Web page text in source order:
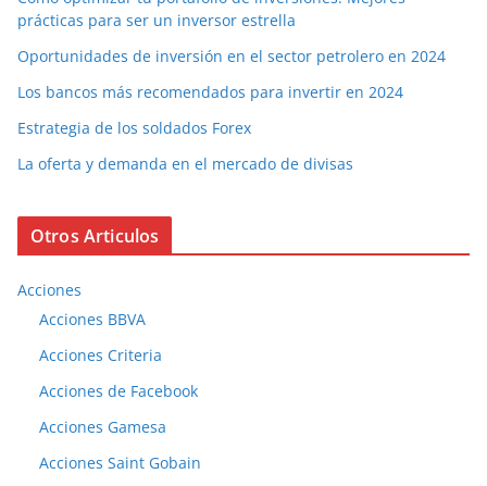
prácticas para ser un inversor estrella
Oportunidades de inversión en el sector petrolero en 2024
Los bancos más recomendados para invertir en 2024
Estrategia de los soldados Forex
La oferta y demanda en el mercado de divisas
Otros Articulos
Acciones
Acciones BBVA
Acciones Criteria
Acciones de Facebook
Acciones Gamesa
Acciones Saint Gobain